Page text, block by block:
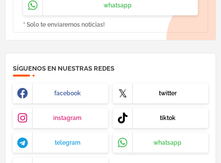
whatsapp
* Solo te enviaremos noticias!
SÍGUENOS EN NUESTRAS REDES
facebook twitter
instagram tiktok
telegram whatsapp